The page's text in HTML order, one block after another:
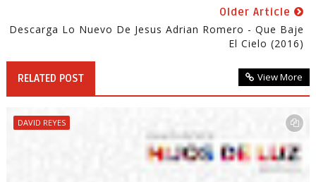
Older Article
Descarga Lo Nuevo De Jesus Adrian Romero - Que Baje
El Cielo (2016)
RELATED POST View More
DAVID REYES